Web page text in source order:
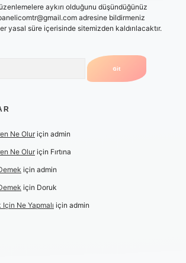
aykırı olduğunu düşündüğünüz
adresine bildirmeniz
yasal süre içerisinde sitemizden kaldırılacaktır.
Ne Oluriçin admin
Ne Oluriçin Fırtına
için admin
için Doruk
Ne Yapmalı için admin